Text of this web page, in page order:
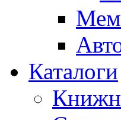
Каталоги